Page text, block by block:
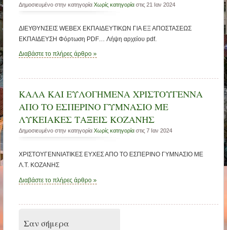
Δημοσιευμένο στην κατηγορία Χωρίς κατηγορίαστις 21 Ιαν 2024
ΔΙΕΥΘΥΝΣΕΙΣ WEBEX ΕΚΠΑΙΔΕΥΤΙΚΩΝ ΓΙΑ ΕΞ ΑΠΟΣΤΑΣΕΩΣ
ΕΚΠΑΙΔΕΥΣΗ Φόρτωση PDF… Λήψη αρχείου pdf.
Διαβάστε το πλήρες άρθρο »
ΚΑΛΑ ΚΑΙ ΕΥΛΟΓΗΜΕΝΑ ΧΡΙΣΤΟΥΓΕΝΝΑ
ΑΠΟ ΤΟ ΕΣΠΕΡΙΝΟ ΓΥΜΝΑΣΙΟ ΜΕ
ΛΥΚΕΙΑΚΕΣ ΤΑΞΕΙΣ ΚΟΖΑΝΗΣ
Δημοσιευμένο στην κατηγορία Χωρίς κατηγορίαστις 7 Ιαν 2024
ΧΡΙΣΤΟΥΓΕΝΝΙΑΤΙΚΕΣ ΕΥΧΕΣ ΑΠΟ ΤΟ ΕΣΠΕΡΙΝΟ ΓΥΜΝΑΣΙΟ ΜΕ
Λ.Τ. ΚΟΖΑΝΗΣ
Διαβάστε το πλήρες άρθρο »
Σαν σήμερα